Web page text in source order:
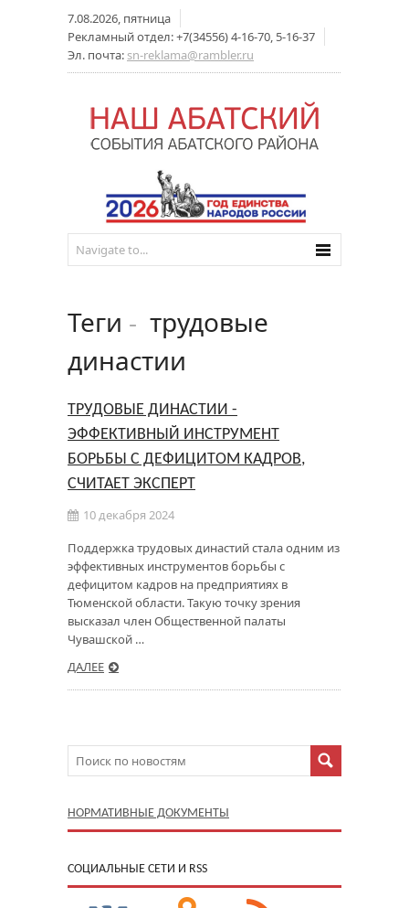
7.08.2026, пятница
Рекламный отдел: +7(34556) 4-16-70, 5-16-37
Эл. почта: sn-reklama@rambler.ru
Теги - трудовые
династии
ТРУДОВЫЕ ДИНАСТИИ -
ЭФФЕКТИВНЫЙ ИНСТРУМЕНТ
БОРЬБЫ С ДЕФИЦИТОМ КАДРОВ,
СЧИТАЕТ ЭКСПЕРТ
10 декабря 2024
Поддержка трудовых династий стала одним из
эффективных инструментов борьбы с
дефицитом кадров на предприятиях в
Тюменской области. Такую точку зрения
высказал член Общественной палаты
Чувашской …
ДАЛЕЕ
НОРМАТИВНЫЕ ДОКУМЕНТЫ
CОЦИАЛЬНЫЕ СЕТИ И RSS